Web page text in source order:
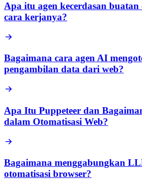
Apa itu agen kecerdasan
cara kerjanya?
Bagaimana cara agen AI
pengambilan data dari web?
Apa Itu Puppeteer dan
dalam Otomatisasi Web?
Bagaimana menggabungkan
otomatisasi browser?